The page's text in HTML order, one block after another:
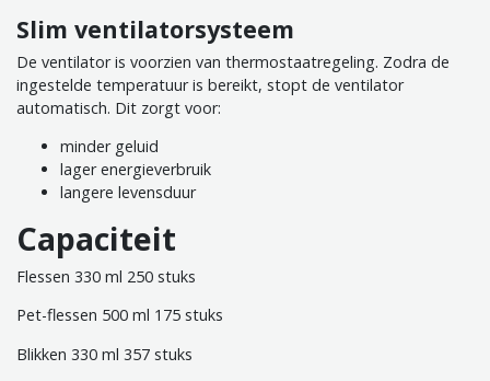
Slim ventilatorsysteem
De ventilator is voorzien van thermostaatregeling. Zodra de
ingestelde temperatuur is bereikt, stopt de ventilator
automatisch. Dit zorgt voor:
minder geluid
lager energieverbruik
langere levensduur
Capaciteit
Flessen 330 ml 250 stuks
Pet-flessen 500 ml 175 stuks
Blikken 330 ml 357 stuks